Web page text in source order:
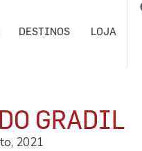
DESTINOS LOJA
GRADIL
2021